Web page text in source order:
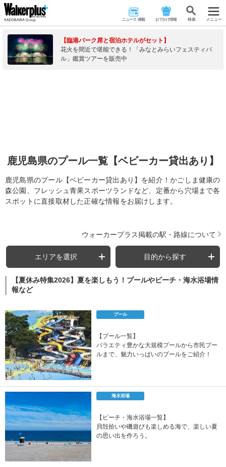
ニュース･連載 おでかけ情報 検 索 メニュー
【臨港パーク席と宿泊ホテルがセット】
花火を間近で堪能できる！「みなとみらいフェスティバ
ル」鑑賞ツアーを販売中
鹿児島県のプール一覧【ベビーカー貸出あり】
鹿児島県のプール【ベビーカー貸出あり】を紹介！かごしま健康の
森公園、フレッシュ青果スポーツランドなど、定番から穴場まで各
スポットに直接取材した正確な情報をお届けします。
ウォーカープラス掲載の駅・路線について
エリアを選択 目的から探す
【夏休み特集2026】夏を楽しもう！プールやビーチ・海水浴場情
報など
プール
【プール一覧】
バラエティ豊かな大規模プールから市民プー
ルまで、魅力いっぱいのプールをご紹介！
海水浴場
【ビーチ・海水浴場一覧】
貝殻拾いや磯遊びも楽しめる海で、楽しい夏
の思い出を作ろう。